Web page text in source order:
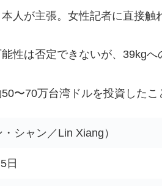
人が主張。女性記者に直接
性は否定できないが、39kg
〜70万台湾ドルを投資した
シャン／Lin Xiang）
日